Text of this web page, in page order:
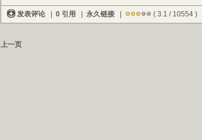
发表评论 0 引用 永久链接 ( 3.1 / 10554 )
上一页